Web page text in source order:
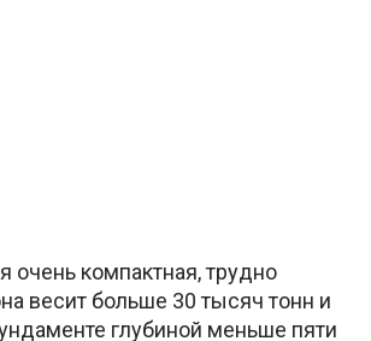
очень компактная, трудно
весит больше 30 тысяч тонн и
глубиной меньше пяти